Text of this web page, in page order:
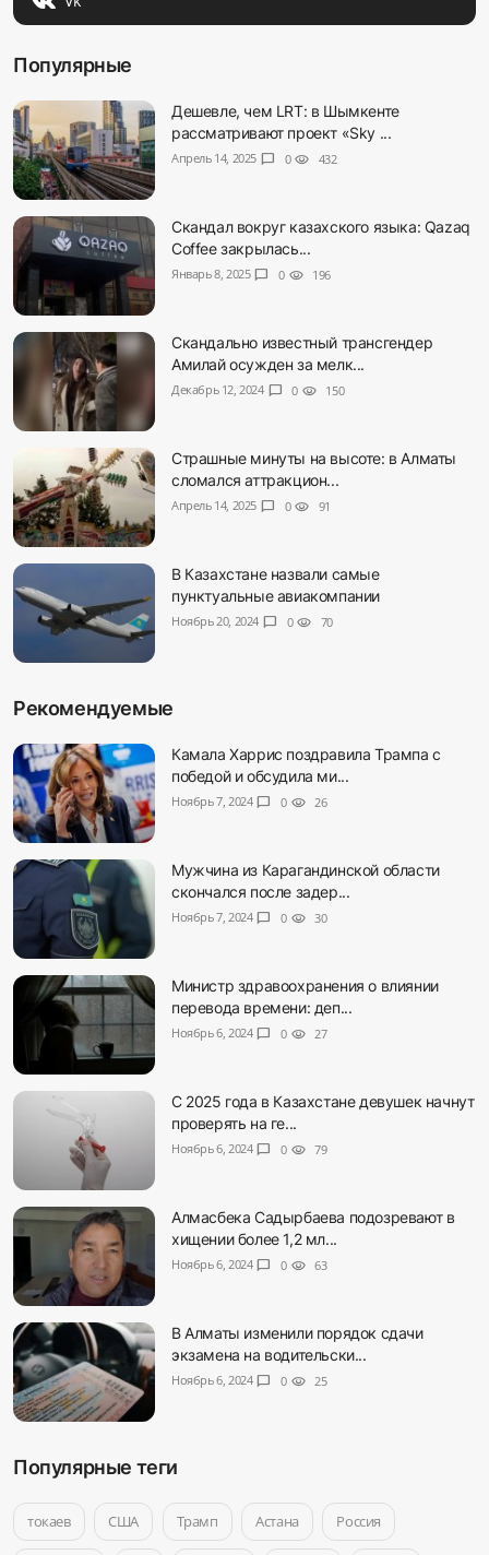
Популярные
Дешевле, чем LRT: в Шымкенте
рассматривают проект «Sky ...
Апрель 14, 2025 chat_bubble 0 visibility 432
Скандал вокруг казахского языка: Qazaq
Coffee закрылась...
Январь 8, 2025 chat_bubble 0 visibility 196
Скандально известный трансгендер
Амилай осужден за мелк...
Декабрь 12, 2024 chat_bubble 0 visibility 150
Страшные минуты на высоте: в Алматы
сломался аттракцион...
Апрель 14, 2025 chat_bubble 0 visibility 91
В Казахстане назвали самые
пунктуальные авиакомпании
Ноябрь 20, 2024 chat_bubble 0 visibility 70
Рекомендуемые
Камала Харрис поздравила Трампа с
победой и обсудила ми...
Ноябрь 7, 2024 chat_bubble 0 visibility 26
Мужчина из Карагандинской области
скончался после задер...
Ноябрь 7, 2024 chat_bubble 0 visibility 30
Министр здравоохранения о влиянии
перевода времени: деп...
Ноябрь 6, 2024 chat_bubble 0 visibility 27
С 2025 года в Казахстане девушек начнут
проверять на ге...
Ноябрь 6, 2024 chat_bubble 0 visibility 79
Алмасбека Садырбаева подозревают в
хищении более 1,2 мл...
Ноябрь 6, 2024 chat_bubble 0 visibility 63
В Алматы изменили порядок сдачи
экзамена на водительски...
Ноябрь 6, 2024 chat_bubble 0 visibility 25
Популярные теги
токаев США Трамп Астана Россия